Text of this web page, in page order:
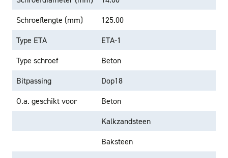
Schroeflengte (mm)
125.00
Type ETA
ETA-1
Type schroef
Beton
Bitpassing
Dop18
O.a. geschikt voor
Beton
Kalkzandsteen
Baksteen